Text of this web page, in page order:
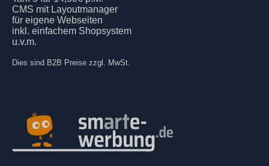
CMS mit Layoutmanager
für eigene Webseiten
inkl. einfachem Shopsystem
u.v.m.
Dies sind B2B Preise zzgl. MwSt.